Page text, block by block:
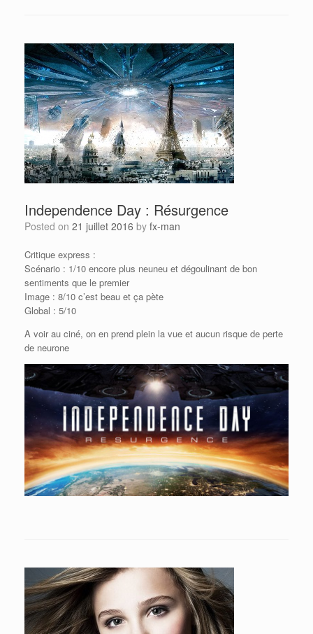
Independence Day : Résurgence
Posted on 21 juillet 2016 by fx-man
Critique express :
Scénario : 1/10 encore plus neuneu et dégoulinant de bon
sentiments que le premier
Image : 8/10 c’est beau et ça pète
Global : 5/10
A voir au ciné, on en prend plein la vue et aucun risque de perte
de neurone